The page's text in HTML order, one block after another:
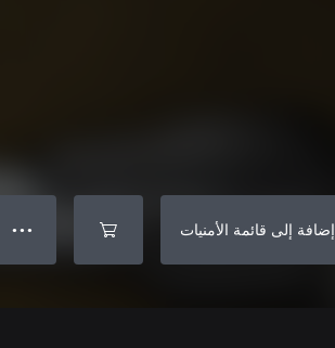
إضافة إلى قائمة الأمنيات ● ● ●